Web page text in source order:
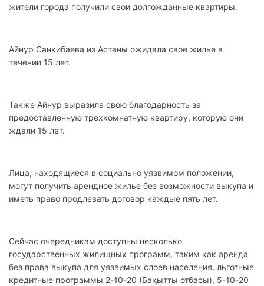
жители города получили свои долгожданные квартиры.
Айнур Санкибаева из Астаны ожидала свое жилье в
течении 15 лет.
Также Айнур выразила свою благодарность за
предоставленную трехкомнатную квартиру, которую они
ждали 15 лет.
Лица, находящиеся в социально уязвимом положении,
могут получить арендное жилье без возможности выкупа и
иметь право продлевать договор каждые пять лет.
Сейчас очередникам доступны несколько
государственных жилищных программ, таким как аренда
без права выкупа для уязвимых слоев населения, льготные
кредитные программы 2-10-20 (Бақытты отбасы), 5-10-20